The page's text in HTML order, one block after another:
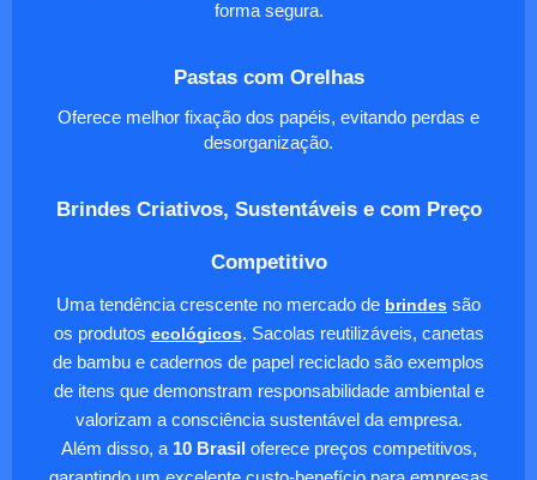
forma segura.
Pastas com Orelhas
Oferece melhor fixação dos papéis, evitando perdas e
desorganização.
Brindes Criativos, Sustentáveis e com Preço
Competitivo
Uma tendência crescente no mercado de brindes são
os produtos ecológicos. Sacolas reutilizáveis, canetas
de bambu e cadernos de papel reciclado são exemplos
de itens que demonstram responsabilidade ambiental e
valorizam a consciência sustentável da empresa.
Além disso, a 10 Brasil oferece preços competitivos,